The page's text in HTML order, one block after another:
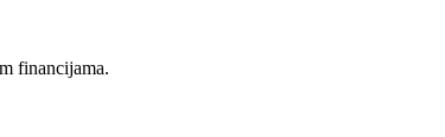
financijama.